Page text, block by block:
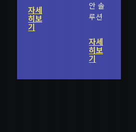
자세
히보
기
안 솔
루션
자세
히보
기